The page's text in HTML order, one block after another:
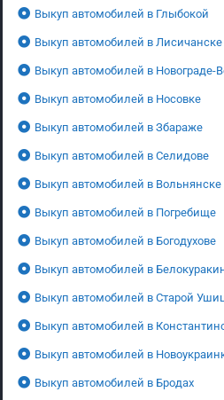
Выкуп автомобилей в Глыбокой
Выкуп автомобилей в Лисичанске
Выкуп автомобилей в Новограде-
Выкуп автомобилей в Носовке
Выкуп автомобилей в Збараже
Выкуп автомобилей в Селидове
Выкуп автомобилей в Вольнянске
Выкуп автомобилей в Погребище
Выкуп автомобилей в Богодухове
Выкуп автомобилей в
Выкуп автомобилей в Старой
Выкуп автомобилей в
Выкуп автомобилей в
Выкуп автомобилей в Бродах